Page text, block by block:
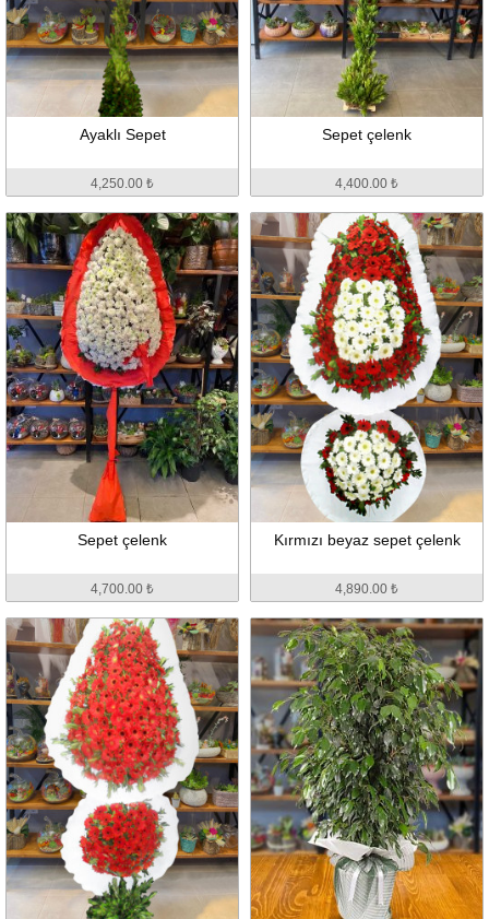
Ayaklı Sepet
4,250.00 ₺
Sepet çelenk
4,400.00 ₺
Sepet çelenk
4,700.00 ₺
Kırmızı beyaz sepet çelenk
4,890.00 ₺